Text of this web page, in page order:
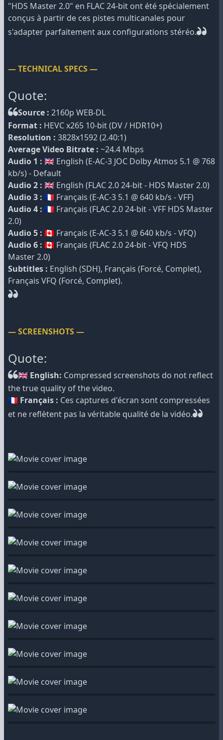
"HDS Master 2.0" en FLAC 24-bit ont été spécialement
conçus à partir de ces pistes multicanales pour
s'adapter parfaitement aux configurations stéréo.
— TECHNICAL SPECS —
Quote:
Source : 2160p WEB-DL
Format : HEVC x265 10-bit (DV / HDR10+)
Resolution : 3828x1592 (2.40:1)
Average Video Bitrate : ~24.4 Mbps
Audio 1 : 🇬🇧 English (E-AC-3 JOC Dolby Atmos 5.1 @ 768
kb/s) - Default
Audio 2 : 🇬🇧 English (FLAC 2.0 24-bit - HDS Master 2.0)
Audio 3 : 🇫🇷 Français (E-AC-3 5.1 @ 640 kb/s - VFF)
Audio 4 : 🇫🇷 Français (FLAC 2.0 24-bit - VFF HDS Master
2.0)
Audio 5 : 🇨🇦 Français (E-AC-3 5.1 @ 640 kb/s - VFQ)
Audio 6 : 🇨🇦 Français (FLAC 2.0 24-bit - VFQ HDS
Master 2.0)
Subtitles : English (SDH), Français (Forcé, Complet),
Français VFQ (Forcé, Complet).
— SCREENSHOTS —
Quote:
🇬🇧 English: Compressed screenshots do not reflect
the true quality of the video.
🇫🇷 Français : Ces captures d'écran sont compressées
et ne reflètent pas la véritable qualité de la vidéo.